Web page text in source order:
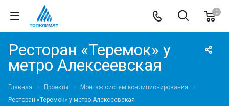
0
Ресторан «Теремок» у
метро Алексеевская
Главная Проекты
Монтаж систем кондиционирования
Ресторан «Теремок» у метро Алексеевская